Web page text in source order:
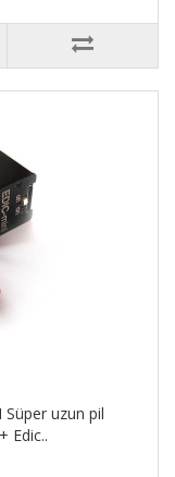
Süper uzun pil
Edic..